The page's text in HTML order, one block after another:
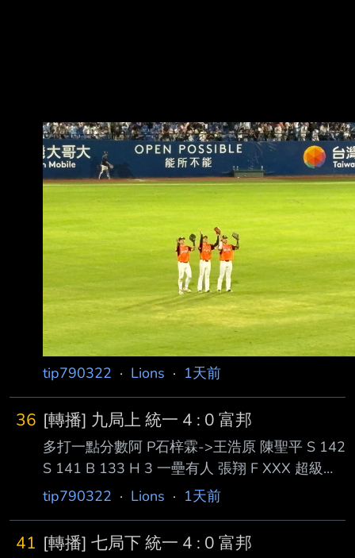
tip790322 · Lions · 1天前
36 [轉播] 九局上 統一 4 : 0 富邦
多打一點分數阿 P石梓霖->王浩原 陳聖平 S 142
S 141 B 133 H 3 一壘有人 張翔 F XXX 超級近
身球 點出界 牽制一壘 SF 一壘上二壘 張翔檢查
127 F 143 B 141 SO 揮棒落空 兩出局 張皓崴
牽制二壘 S 122 F XXX B 143 F 130 FO 7 三出
tip790322 · Lions · 1天前
41 [轉播] 七局下 統一 4 : 0 富邦